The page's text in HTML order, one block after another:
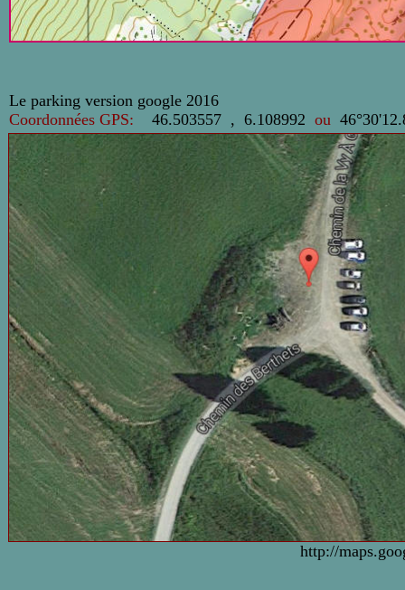
Le parking version google 2016
Coordonnées GPS: 46.503557 , 6.108992 ou
http://